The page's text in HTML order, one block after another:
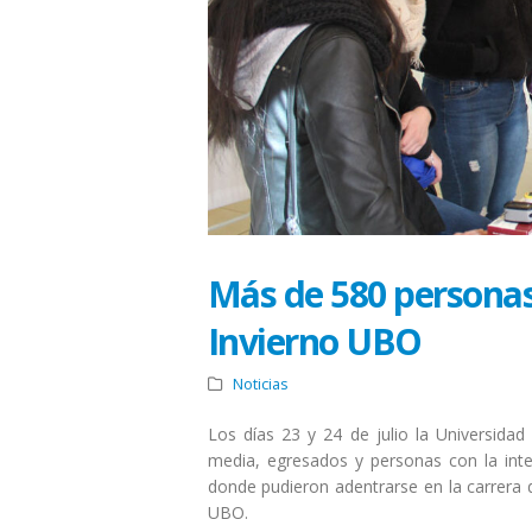
Más de 580
Invierno UBO
Noticias
Los días 23 y 24 de julio la Universidad
media, egresados y personas con la
donde pudieron adentrarse en la
UBO.